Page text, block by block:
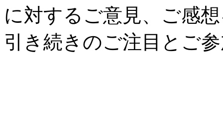
に対するご意見、ご感
引き続きのご注目とご